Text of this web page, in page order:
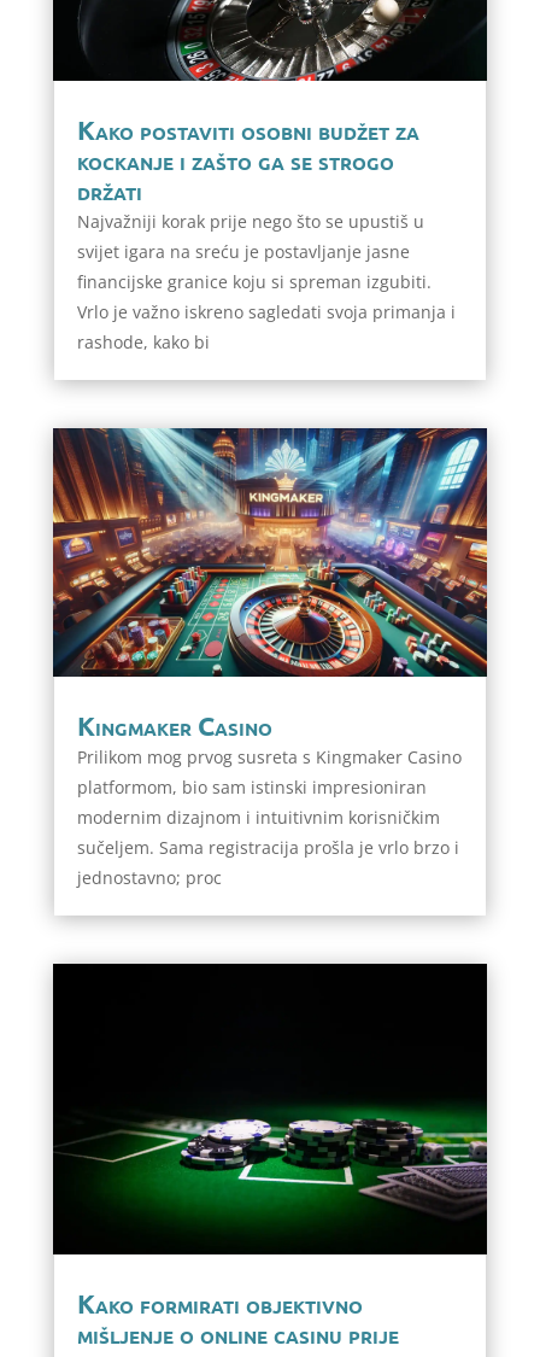
Kako postaviti osobni budžet za
kockanje i zašto ga se strogo
držati
Najvažniji korak prije nego što se upustiš u
svijet igara na sreću je postavljanje jasne
financijske granice koju si spreman izgubiti.
Vrlo je važno iskreno sagledati svoja primanja i
rashode, kako bi
Kingmaker Casino
Prilikom mog prvog susreta s Kingmaker Casino
platformom, bio sam istinski impresioniran
modernim dizajnom i intuitivnim korisničkim
sučeljem. Sama registracija prošla je vrlo brzo i
jednostavno; proc
Kako formirati objektivno
mišljenje o online casinu prije